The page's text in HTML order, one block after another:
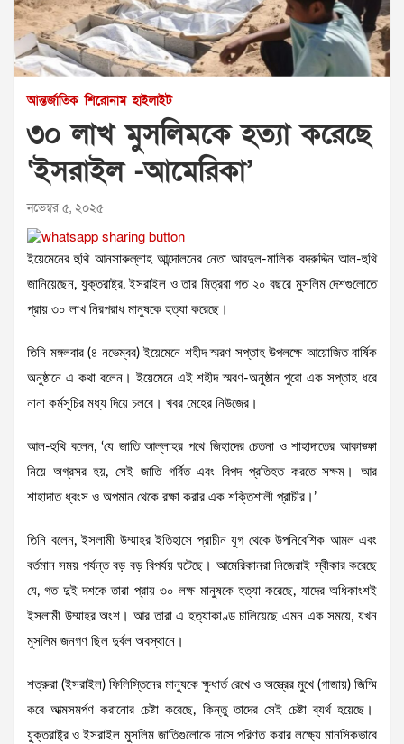
আন্তর্জাতিক শিরোনাম হাইলাইট
৩০ লাখ মুসলিমকে হত্যা করেছে
‘ইসরাইল -আমেরিকা’
নভেম্বর ৫, ২০২৫
ইয়েমেনের হুথি আনসারুল্লাহ আন্দোলনের নেতা আবদুল-মালিক বদরুদ্দিন আল-হুথি
জানিয়েছেন, যুক্তরাষ্ট্র, ইসরাইল ও তার মিত্ররা গত ২০ বছরে মুসলিম দেশগুলোতে
প্রায় ৩০ লাখ নিরপরাধ মানুষকে হত্যা করেছে।
তিনি মঙ্গলবার (৪ নভেম্বর) ইয়েমেনে শহীদ স্মরণ সপ্তাহ উপলক্ষে আয়োজিত বার্ষিক
অনুষ্ঠানে এ কথা বলেন। ইয়েমেনে এই শহীদ স্মরণ-অনুষ্ঠান পুরো এক সপ্তাহ ধরে
নানা কর্মসূচির মধ্য দিয়ে চলবে। খবর মেহের নিউজের।
আল-হুথি বলেন, ‘যে জাতি আল্লাহর পথে জিহাদের চেতনা ও শাহাদাতের আকাঙ্ক্ষা
নিয়ে অগ্রসর হয়, সেই জাতি গর্বিত এবং বিপদ প্রতিহত করতে সক্ষম। আর
শাহাদাত ধ্বংস ও অপমান থেকে রক্ষা করার এক শক্তিশালী প্রাচীর।’
তিনি বলেন, ইসলামী উম্মাহর ইতিহাসে প্রাচীন যুগ থেকে উপনিবেশিক আমল এবং
বর্তমান সময় পর্যন্ত বড় বড় বিপর্যয় ঘটেছে। আমেরিকানরা নিজেরাই স্বীকার করেছে
যে, গত দুই দশকে তারা প্রায় ৩০ লক্ষ মানুষকে হত্যা করেছে, যাদের অধিকাংশই
ইসলামী উম্মাহর অংশ। আর তারা এ হত্যাকাণ্ড চালিয়েছে এমন এক সময়ে, যখন
মুসলিম জনগণ ছিল দুর্বল অবস্থানে।
শত্রুরা (ইসরাইল) ফিলিস্তিনের মানুষকে ক্ষুধার্ত রেখে ও অস্ত্রের মুখে (গাজায়) জিম্মি
করে আত্মসমর্পণ করানোর চেষ্টা করেছে, কিন্তু তাদের সেই চেষ্টা ব্যর্থ হয়েছে।
যুক্তরাষ্ট্র ও ইসরাইল মুসলিম জাতিগুলোকে দাসে পরিণত করার লক্ষ্যে মানসিকভাবে